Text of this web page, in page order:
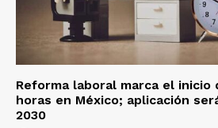
Reforma laboral marca el inicio
horas en México; aplicación
2030